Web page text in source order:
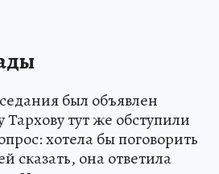
был объявлен
тут же обступили
хотела бы поговорить
сказать, она ответила